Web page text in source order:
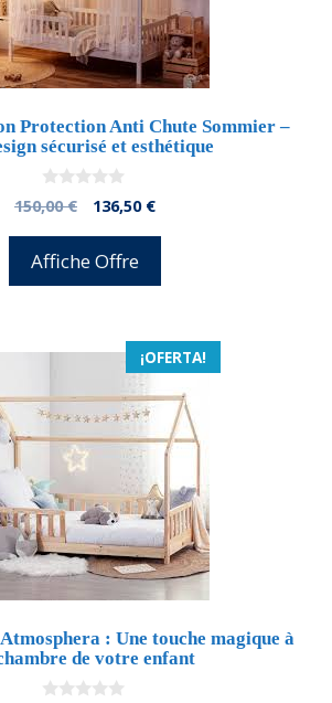
Protection Anti Chute Sommier –
sécurisé et esthétique
0
d
150,00€
El
original
era:
136,50 €El
Affiche Offre
¡OFERTA!
: Une touche magique à
de votre enfant